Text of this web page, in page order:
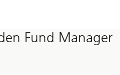
Fund Manager